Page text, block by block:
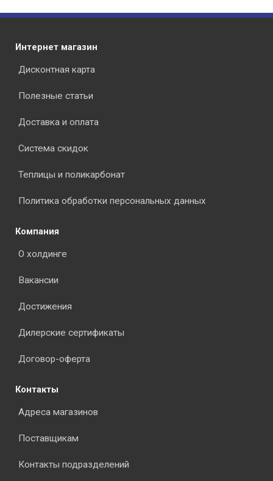
Интернет магазин
Дисконтная карта
Полезные статьи
Доставка и оплата
Система скидок
Теплицы и поликарбонат
Политика обработки персональных данных
Компания
О холдинге
Вакансии
Достижения
Дилерские сертификаты
Договор-оферта
Контакты
Адреса магазинов
Поставщикам
Контакты подразделений